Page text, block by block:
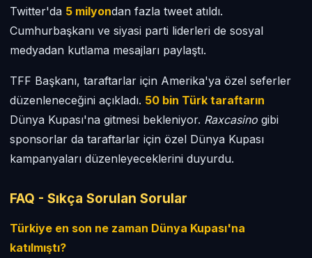
Twitter'da 5 milyondan fazla tweet atıldı.
Cumhurbaşkanı ve siyasi parti liderleri de sosyal
medyadan kutlama mesajları paylaştı.
TFF Başkanı, taraftarlar için Amerika'ya özel seferler
düzenleneceğini açıkladı. 50 bin Türk taraftarın
Dünya Kupası'na gitmesi bekleniyor. Raxcasino gibi
sponsorlar da taraftarlar için özel Dünya Kupası
kampanyaları düzenleyeceklerini duyurdu.
FAQ - Sıkça Sorulan Sorular
Türkiye en son ne zaman Dünya Kupası'na
katılmıştı?